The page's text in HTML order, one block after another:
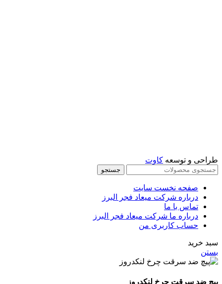
طراحی و توسعه کاوت
جستجو
صفحه نخست سایت
درباره شرکت میعاد فجر البرز
تماس با ما
درباره ما شرکت میعاد فجر البرز
حساب کاربری من
سبد خرید
بستن
پیچ ضد سرقت چرخ لنکدروز